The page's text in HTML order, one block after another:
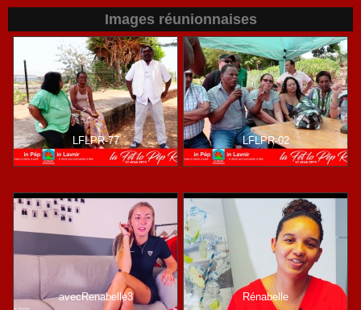
Images réunionnaises
LFLPR-77 LFLPR-02
avecRenabelle3 Rénabelle